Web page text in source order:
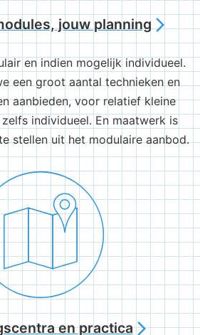
jouw planningarrow_forward_ios
en indien mogelijk individueel.
een groot aantal technieken en
aanbieden, voor relatief kleine
individueel. En maatwerk is
stellen uit het modulaire aanbod.
en practicaarrow_forward_ios